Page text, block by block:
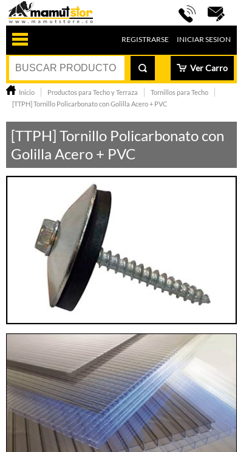
REGISTRARSE INICIAR SESION
Ver Carro
Inicio Productos para Techo y Terraza
Tornillos para Techo
[TTPH] Tornillo Policarbonato con Golilla Acero + PVC
[TTPH] Tornillo Policarbonato con
Golilla Acero + PVC